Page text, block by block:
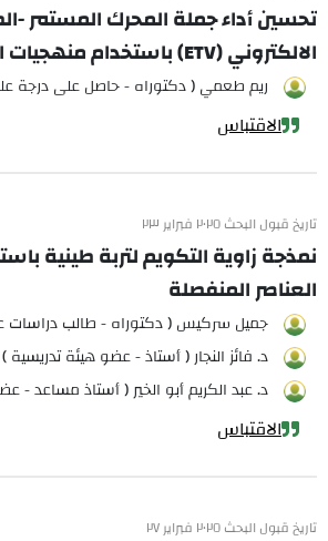
تحسين أداء جملة المحرك المستمر -
الالكتروني (ETV) باستخدام منهجيات التحكم المتقدم
ريم طعمي ( دكتوراه - حاصل على درجة
الاقتباس
تاريخ قبول البحث ٢٠٢٥ فبراير ٢٣
نمذجة زاوية التكويم لتربة طينية
العناصر المنفصلة
جميل سركيس ( دكتوراه - طالب دراسات
د. فائز النجار ( أستاذ - عضو هيئة تدريسية )
د. عبد الكريم أبو الخير ( أستاذ مساعد -
الاقتباس
تاريخ قبول البحث ٢٠٢٥ فبراير ٢٧